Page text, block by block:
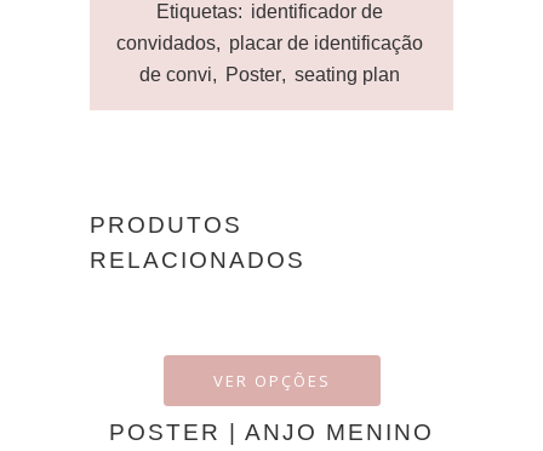
Etiquetas: identificador de
convidados, placar de identificação
de convi, Poster, seating plan
PRODUTOS
RELACIONADOS
VER OPÇÕES
POSTER | ANJO MENINO